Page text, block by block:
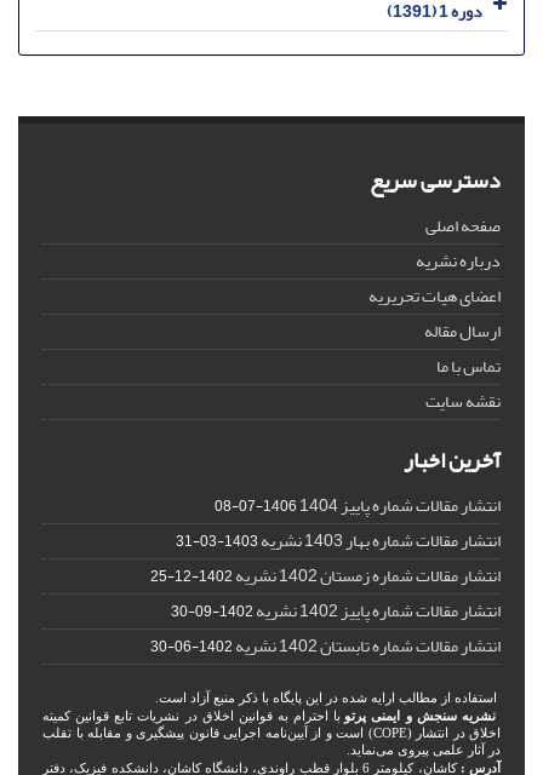
دوره 1 (1391)
دسترسی سریع
صفحه اصلی
درباره نشریه
اعضای هیات تحریریه
ارسال مقاله
تماس با ما
نقشه سایت
آخرین اخبار
انتشار مقالات شماره پاییز 1404 1406-07-08
انتشار مقالات شماره بهار 1403 نشریه 1403-03-31
انتشار مقالات شماره زمستان 1402 نشریه 1402-12-25
انتشار مقالات شماره پاییز 1402 نشریه 1402-09-30
انتشار مقالات شماره تابستان 1402 نشریه 1402-06-30
استفاده از مطالب ارایه شده در این پایگاه با ذکر منبع آزاد است.
نشریه سنجش و ایمنی پرتو با احترام به قوانین اخلاق در نشریات تابع قوانین کمیته
اخلاق در انتشار (COPE) است و از آیین‌نامه اجرایی قانون پیشگیری و مقابله با تقلب
در آثار علمی پیروی می‌نماید.
آدرس :
کاشان، کیلومتر 6 بلوار قطب راوندی، دانشگاه کاشان، دانشکده فیزیک، دفتر